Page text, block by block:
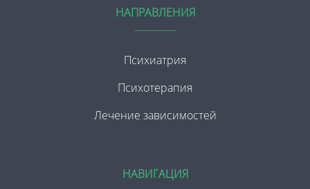
НАПРАВЛЕНИЯ
Психиатрия
Психотерапия
Лечение зависимостей
НАВИГАЦИЯ